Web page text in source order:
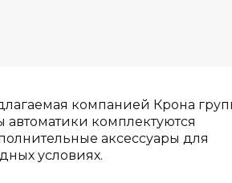
компанией Крона
комплектуются
аксессуары для
условиях.